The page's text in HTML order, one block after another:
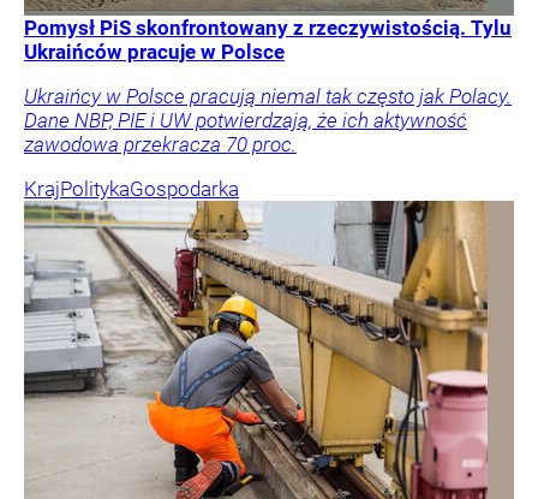
Pomysł PiS skonfrontowany z rzeczywistością. Tylu
Ukraińców pracuje w Polsce
Ukraińcy w Polsce pracują niemal tak często jak Polacy.
Dane NBP, PIE i UW potwierdzają, że ich aktywność
zawodowa przekracza 70 proc.
KrajPolitykaGospodarka